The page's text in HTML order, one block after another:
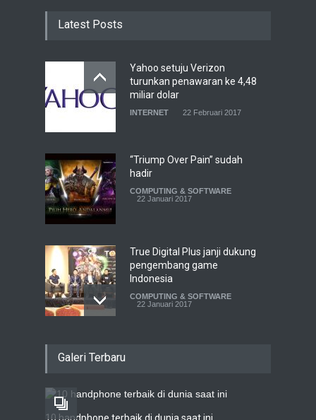
Latest Posts
Yahoo setuju Verizon
turunkan penawaran ke 4,48
miliar dolar
INTERNET 22 Februari 2017
“Triump Over Pain” sudah
hadir
COMPUTING & SOFTWARE
22 Januari 2017
True Digital Plus janji dukung
pengembang game
Indonesia
COMPUTING & SOFTWARE
22 Januari 2017
22 Januari 2017
Galeri Terbaru